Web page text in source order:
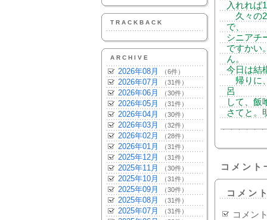
TRACKBACK
ARCHIVE
2026年08月 （6件）
2026年07月 （31件）
2026年06月 （30件）
2026年05月 （31件）
2026年04月 （30件）
2026年03月 （32件）
2026年02月 （28件）
2026年01月 （31件）
2025年12月 （31件）
2025年11月 （30件）
2025年10月 （31件）
2025年09月 （30件）
2025年08月 （31件）
2025年07月 （31件）
入れれば
久々の2
で、
シニアチ
ですかい
ん。
今日は結
帰りに
呂
して、飯
さてと。
コメント
コメン
コメン